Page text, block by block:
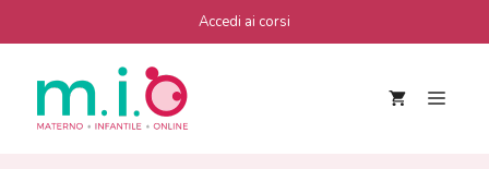
al
Accedi ai corsi